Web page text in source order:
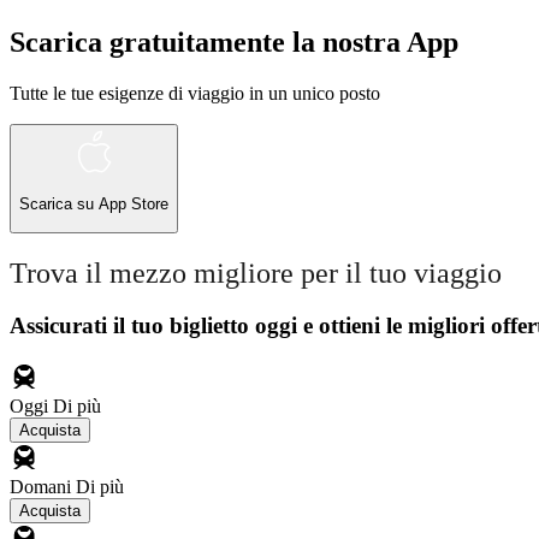
Scarica gratuitamente la nostra App
Tutte le tue esigenze di viaggio in un unico posto
Scarica su App Store
Trova il mezzo migliore per il tuo viaggio
Assicurati il ​​tuo biglietto oggi e ottieni le migliori
Oggi Di più
Acquista
Domani Di più
Acquista